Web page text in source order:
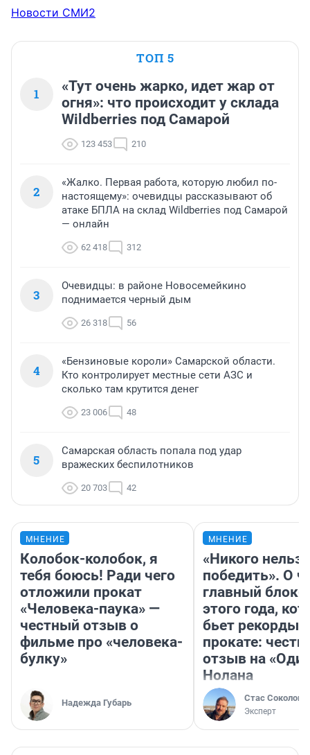
Новости СМИ2
ТОП 5
1
«Тут очень жарко, идет жар от
огня»: что происходит у склада
Wildberries под Самарой
123 453 210
2
«Жалко. Первая работа, которую любил по-
настоящему»: очевидцы рассказывают об
атаке БПЛА на склад Wildberries под Самарой
— онлайн
62 418 312
3
Очевидцы: в районе Новосемейкино
поднимается черный дым
26 318 56
4
«Бензиновые короли» Самарской области.
Кто контролирует местные сети АЗС и
сколько там крутится денег
23 006 48
5
Самарская область попала под удар
вражеских беспилотников
20 703 42
МНЕНИЕ
Колобок-колобок, я
тебя боюсь! Ради чего
отложили прокат
«Человека-паука» —
честный отзыв о
фильме про «человека-
булку»
Надежда Губарь
МНЕНИЕ
«Никого нельзя
победить». О
главный
этого года,
бьет рекорды в
прокате:
отзыв на
Нолана
Стас Соколов
Эксперт